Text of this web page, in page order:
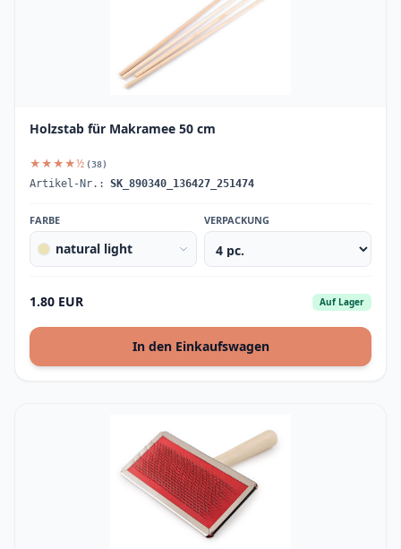
Holzstab für Makramee 50 cm
★★★★½ (38)
Artikel-Nr.: SK_890340_136427_251474
FARBE
natural light
VERPACKUNG
1.80 EUR Auf Lager
In den Einkaufswagen